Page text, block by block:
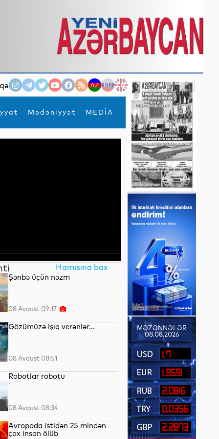
AZ RU EN
Mədəniyyət MEDİA
×
Hamısına bax
Şənbə üçün nəzm
08 Avqust 09:17
Gözümüzə işıq verənlər...
08 Avqust 08:51
Robotlar robotu
08 Avqust 08:34
Avropada istidən 25 mindən
çox insan ölüb
MƏZƏNNƏLƏR
08.08.2026
1.7
1.9591
2.0816
0.0356
2.2873